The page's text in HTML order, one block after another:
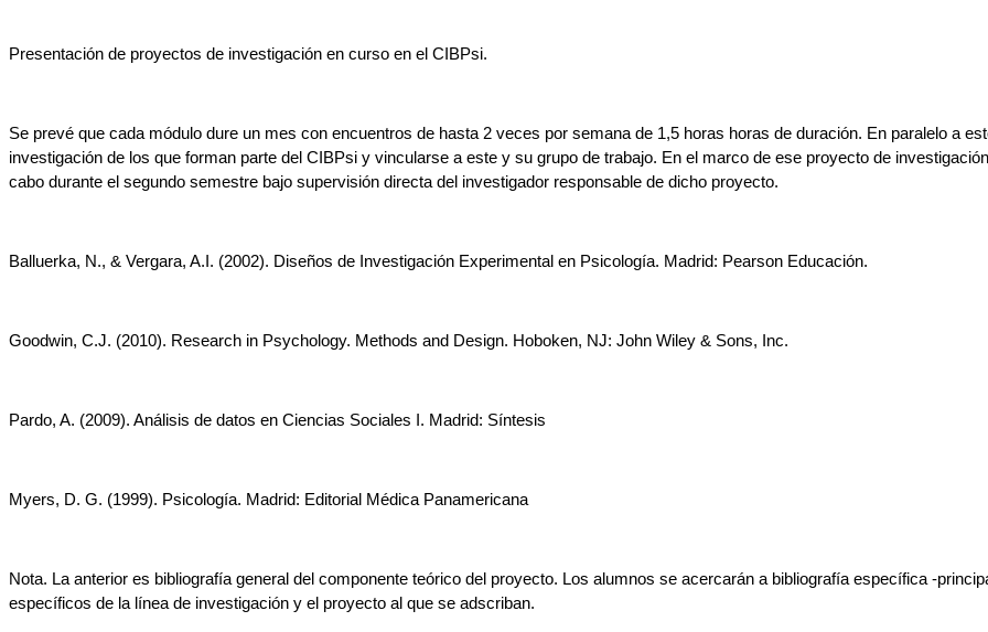
Presentación de proyectos de investigación en curso en el CIBPsi.
Se prevé que cada módulo dure un mes con encuentros de hasta 2 veces por semana de 1,5 horas horas de duración. En paralelo a
investigación de los que forman parte del CIBPsi y vincularse a este y su grupo de trabajo. En el marco de ese proyecto de
cabo durante el segundo semestre bajo supervisión directa del investigador responsable de dicho proyecto.
Balluerka, N., & Vergara, A.I. (2002). Diseños de Investigación Experimental en Psicología. Madrid: Pearson Educación.
Goodwin, C.J. (2010). Research in Psychology. Methods and Design. Hoboken, NJ: John Wiley & Sons, Inc.
Pardo, A. (2009). Análisis de datos en Ciencias Sociales I. Madrid: Síntesis
Myers, D. G. (1999). Psicología. Madrid: Editorial Médica Panamericana
Nota. La anterior es bibliografía general del componente teórico del proyecto. Los alumnos se acercarán a bibliografía específica -
específicos de la línea de investigación y el proyecto al que se adscriban.